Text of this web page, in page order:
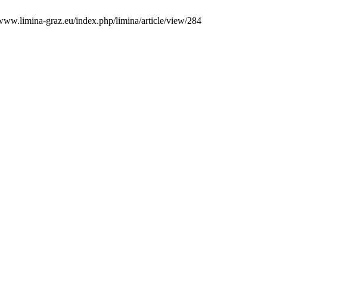
graz.eu/index.php/limina/article/view/284